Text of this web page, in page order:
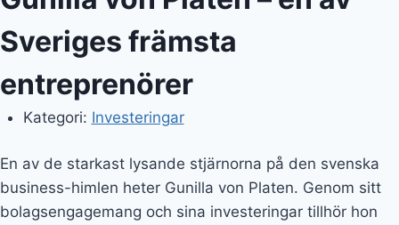
Och vad vet vi om hennes privatliv? I den här artikeln
går vi igenom allt du behöver veta om
superentreprenören.
Gunilla von Platen barn, make
Gunilla låter först och främst affärerna tala, men har
också öppnat upp sig om sitt privatliv vid ett antal